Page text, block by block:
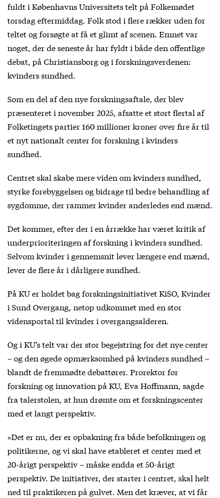
fuldt i Københavns Universitets telt på Folkemødet
torsdag eftermiddag. Folk stod i flere rækker uden for
teltet og forsøgte at få et glimt af scenen. Emnet var
noget, der de seneste år har fyldt i både den offentlige
debat, på Christiansborg og i forskningsverdenen:
kvinders sundhed.
Som en del af den nye forskningsaftale, der blev
præsenteret i november 2025, afsatte et stort flertal af
Folketingets partier 160 millioner kroner over fire år til
et nyt nationalt center for forskning i kvinders
sundhed.
Centretskal skabe mere viden om kvinders sundhed,
styrke forebyggelsen og bidrage til bedre behandling af
sygdomme, der rammer kvinder anderledes end mænd.
Det kommer, efter der i en årrække har været kritik af
underprioriteringen af forskning i kvinders sundhed.
Selvom kvinder i gennemsnit lever længere end mænd,
lever de flere år i dårligere sundhed.
På KU er holdet bag forskningsinitiativet KiSO, Kvinder
i Sund Overgang, netop udkommet med en stor
vidensportal til kvinder i overgangsalderen.
Og i KU’s telt var der stor begejstring for det nye center
– og den øgede opmærksomhed på kvinders sundhed –
blandt de fremmødte debattører. Prorektor for
forskning og innovation på KU, Eva Hoffmann, sagde
fra talerstolen, at hun drømte om et forskningscenter
med et langt perspektiv.
»Det er nu, der er opbakning fra både befolkningen og
politikerne, og vi skal have etableret et center med et
20-årigt perspektiv – måske endda et 50-årigt
perspektiv. De initiativer, der starter i centret, skal helt
ned til praktikeren på gulvet. Men det kræver, at vi får